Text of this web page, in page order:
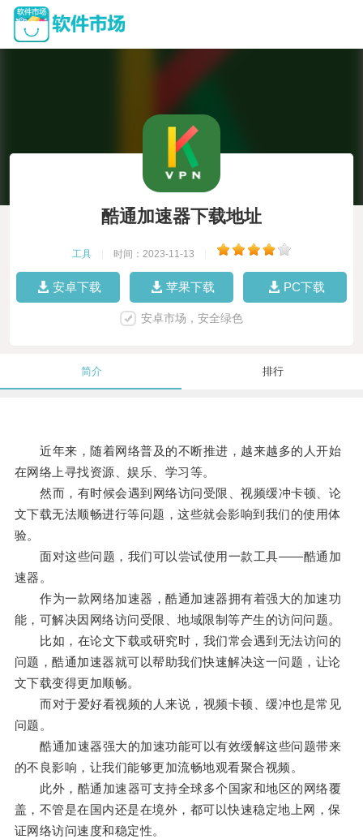
酷通加速器下载地址
工具 时间：2023-11-13
安卓下载 苹果下载 PC下载
安卓市场，安全绿色
简介 排行
近年来，随着网络普及的不断推进，越来越多的人开始
在网络上寻找资源、娱乐、学习等。
然而，有时候会遇到网络访问受限、视频缓冲卡顿、论
文下载无法顺畅进行等问题，这些就会影响到我们的使用体
验。
面对这些问题，我们可以尝试使用一款工具——酷通加
速器。
作为一款网络加速器，酷通加速器拥有着强大的加速功
能，可解决因网络访问受限、地域限制等产生的访问问题。
比如，在论文下载或研究时，我们常会遇到无法访问的
问题，酷通加速器就可以帮助我们快速解决这一问题，让论
文下载变得更加顺畅。
而对于爱好看视频的人来说，视频卡顿、缓冲也是常见
问题。
酷通加速器强大的加速功能可以有效缓解这些问题带来
的不良影响，让我们能够更加流畅地观看聚合视频。
此外，酷通加速器可支持全球多个国家和地区的网络覆
盖，不管是在国内还是在境外，都可以快速稳定地上网，保
证网络访问速度和稳定性。